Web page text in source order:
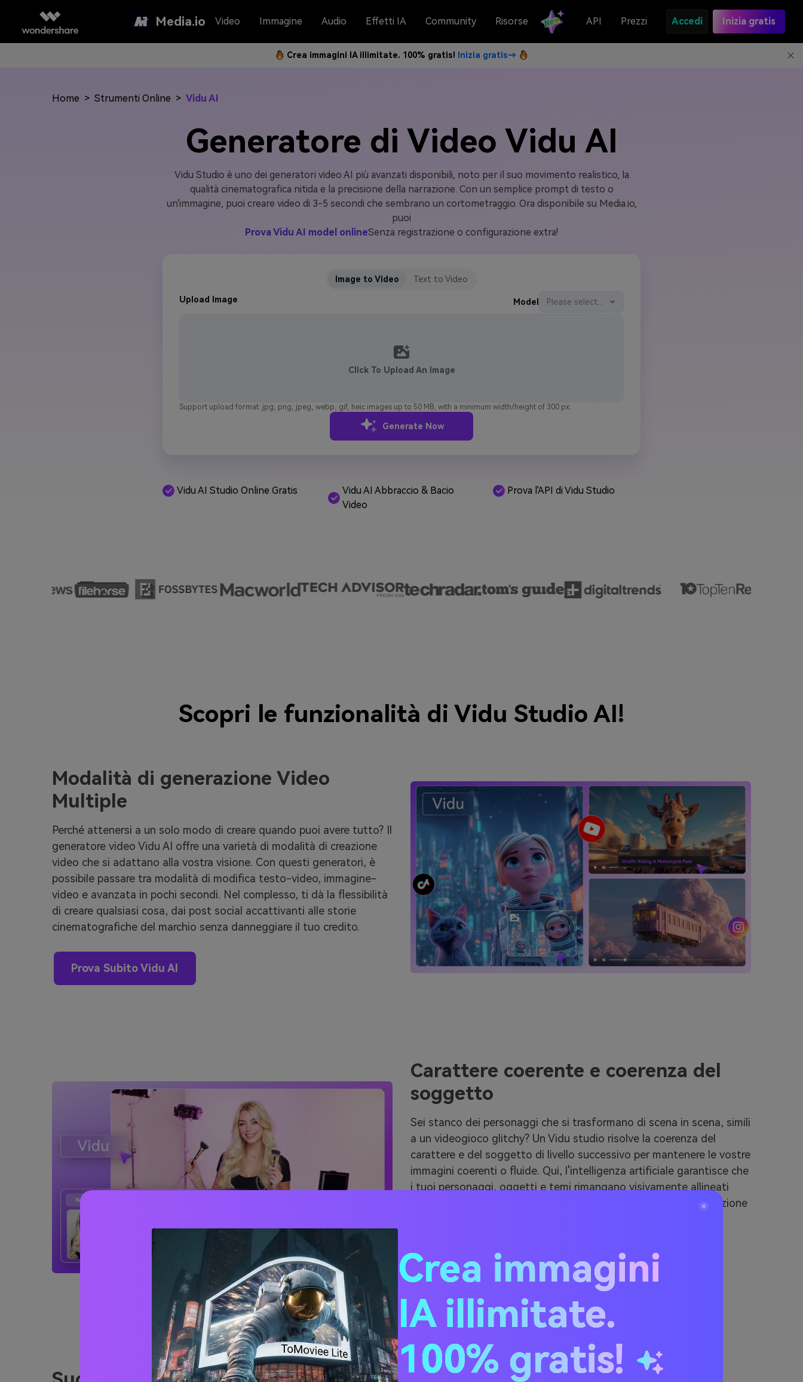
Media.io Video Immagine Audio Effetti IA Community Risorse API Prezzi Accedi Inizia gratis
Crea immagini IA illimitate. 100% gratis! Inizia gratis→
Home > Strumenti Online > Vidu AI
Generatore di Video Vidu AI
Vidu Studio è uno dei generatori video AI più avanzati disponibili, noto per il suo movimento realistico, la
qualità cinematografica nitida e la precisione della narrazione. Con un semplice prompt di testo o
un'immagine, puoi creare video di 3-5 secondi che sembrano un cortometraggio. Ora disponibile su Media.io,
puoi
Prova Vidu AI model onlineSenza registrazione o configurazione extra!
Image to Video Text to Video
Upload Image Model Please select...
Click To Upload An Image
Support upload format: jpg, png, jpeg, webp, gif, heic images up to 50 MB, with a minimum width/height of 300 px.
Generate Now
Vidu AI Studio Online Gratis
Vidu AI Abbraccio & Bacio
Video
Prova l'API di Vidu Studio
Scopri le funzionalità di Vidu Studio AI!
Modalità di generazione Video
Multiple
Perché attenersi a un solo modo di creare quando puoi avere tutto? Il
generatore video Vidu AI offre una varietà di modalità di creazione
video che si adattano alla vostra visione. Con questi generatori, è
possibile passare tra modalità di modifica testo-video, immagine-
video e avanzata in pochi secondi. Nel complesso, ti dà la flessibilità
di creare qualsiasi cosa, dai post social accattivanti alle storie
cinematografiche del marchio senza danneggiare il tuo credito.
Prova Subito Vidu AI
Carattere coerente e coerenza del
soggetto
Sei stanco dei personaggi che si trasformano di scena in scena, simili
a un videogioco glitchy? Un Vidu studio risolve la coerenza del
carattere e del soggetto di livello successivo per mantenere le vostre
immagini coerenti o fluide. Qui, l'intelligenza artificiale garantisce che
i tuoi personaggi, oggetti e temi rimangano visivamente allineati
dall'inizio alla fine. Dalla costruzione di una storia, alla presentazione
Prova Subito Vidu AI
Crea immagini
IA illimitate.
100% gratis!